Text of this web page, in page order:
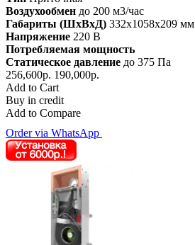
Воздухообмен до 200 м3/час
Габариты (ШхВхД) 332x1058x209 мм
Напряжение 220 В
Потребляемая мощность
Статическое давление до 375 Па
256,600р. 190,000р.
Add to Cart
Buy in credit
Add to Compare
Order via WhatsApp